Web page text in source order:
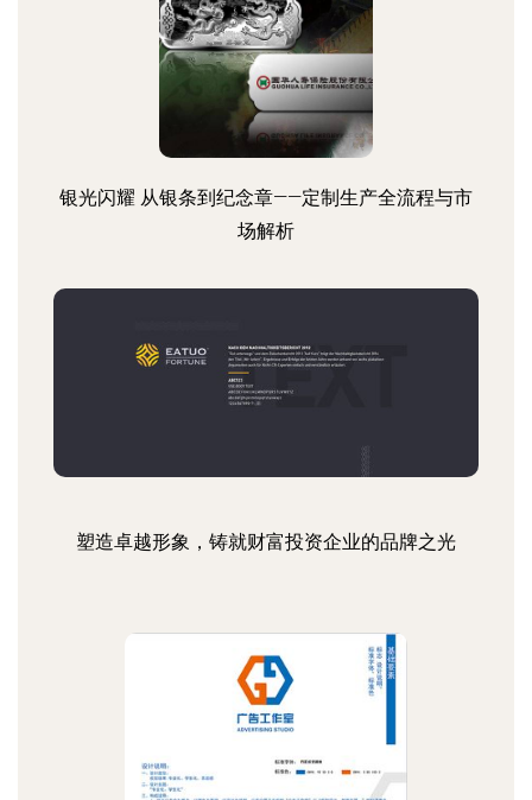
银光闪耀 从银条到纪念章——定制生产全流程与市
场解析
塑造卓越形象，铸就财富投资企业的品牌之光